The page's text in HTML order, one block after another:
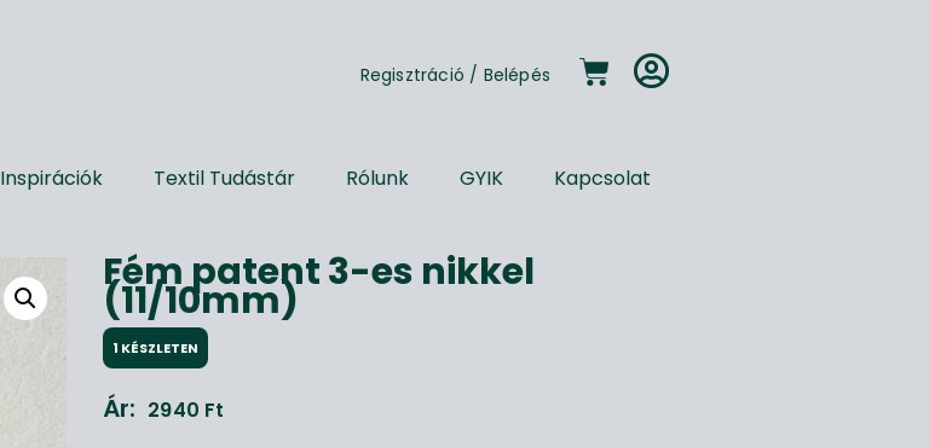
Regisztráció / Belépés
Inspirációk Textil Tudástár Rólunk GYIK Kapcsolat
Fém patent 3-es nikkel
(11/10mm)
1 KÉSZLETEN
Ár: 2940 Ft